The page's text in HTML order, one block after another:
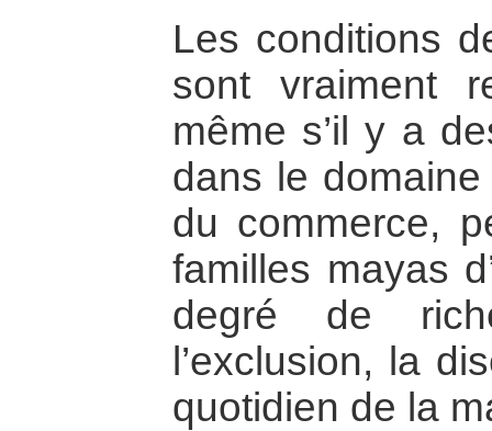
Les conditions
sont vraiment
même s’il y a
dans le
du commerce,
familles mayas
degré de
l’exclusion, la
quotidien de la